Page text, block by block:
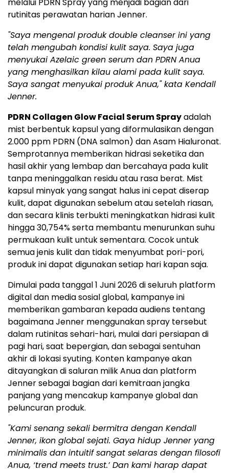
rutinitas perawatan harian Jenner.
"Saya mengenal produk double cleanser ini yang
telah mengubah kondisi kulit saya. Saya juga
menyukai Azelaic green serum dan PDRN Anua
yang menghasilkan kilau alami pada kulit saya.
Saya sangat menyukai produk Anua,"kata Kendall
Jenner.
PDRN Collagen Glow Facial Serum Sprayadalah
mist berbentuk kapsul yang diformulasikan dengan
2.000 ppm PDRN (DNA salmon) dan Asam Hialuronat.
Semprotannya memberikan hidrasi seketika dan
hasil akhir yang lembap dan bercahaya pada kulit
tanpa meninggalkan residu atau rasa berat. Mist
kapsul minyak yang sangat halus ini cepat diserap
kulit, dapat digunakan sebelum atau setelah riasan,
dan secara klinis terbukti meningkatkan hidrasi kulit
hingga 30,754% serta membantu menurunkan suhu
permukaan kulit untuk sementara. Cocok untuk
semua jenis kulit dan tidak menyumbat pori-pori,
produk ini dapat digunakan setiap hari kapan saja.
Dimulai pada tanggal 1 Juni 2026 di seluruh platform
digital dan media sosial global, kampanye ini
memberikan gambaran kepada audiens tentang
bagaimana Jenner menggunakan spray tersebut
dalam rutinitas sehari-hari, mulai dari persiapan di
pagi hari, saat bepergian, dan sebagai sentuhan
akhir di lokasi syuting. Konten kampanye akan
ditayangkan di saluran milik Anua dan platform
Jenner sebagai bagian dari kemitraan jangka
panjang yang mencakup kampanye global dan
peluncuran produk.
"Kami senang sekali bermitra dengan Kendall
Jenner, ikon global sejati. Gaya hidup Jenner yang
minimalis dan intuitif sangat selaras dengan filosofi
Anua, ‘trend meets trust.’ Dan kami harap dapat